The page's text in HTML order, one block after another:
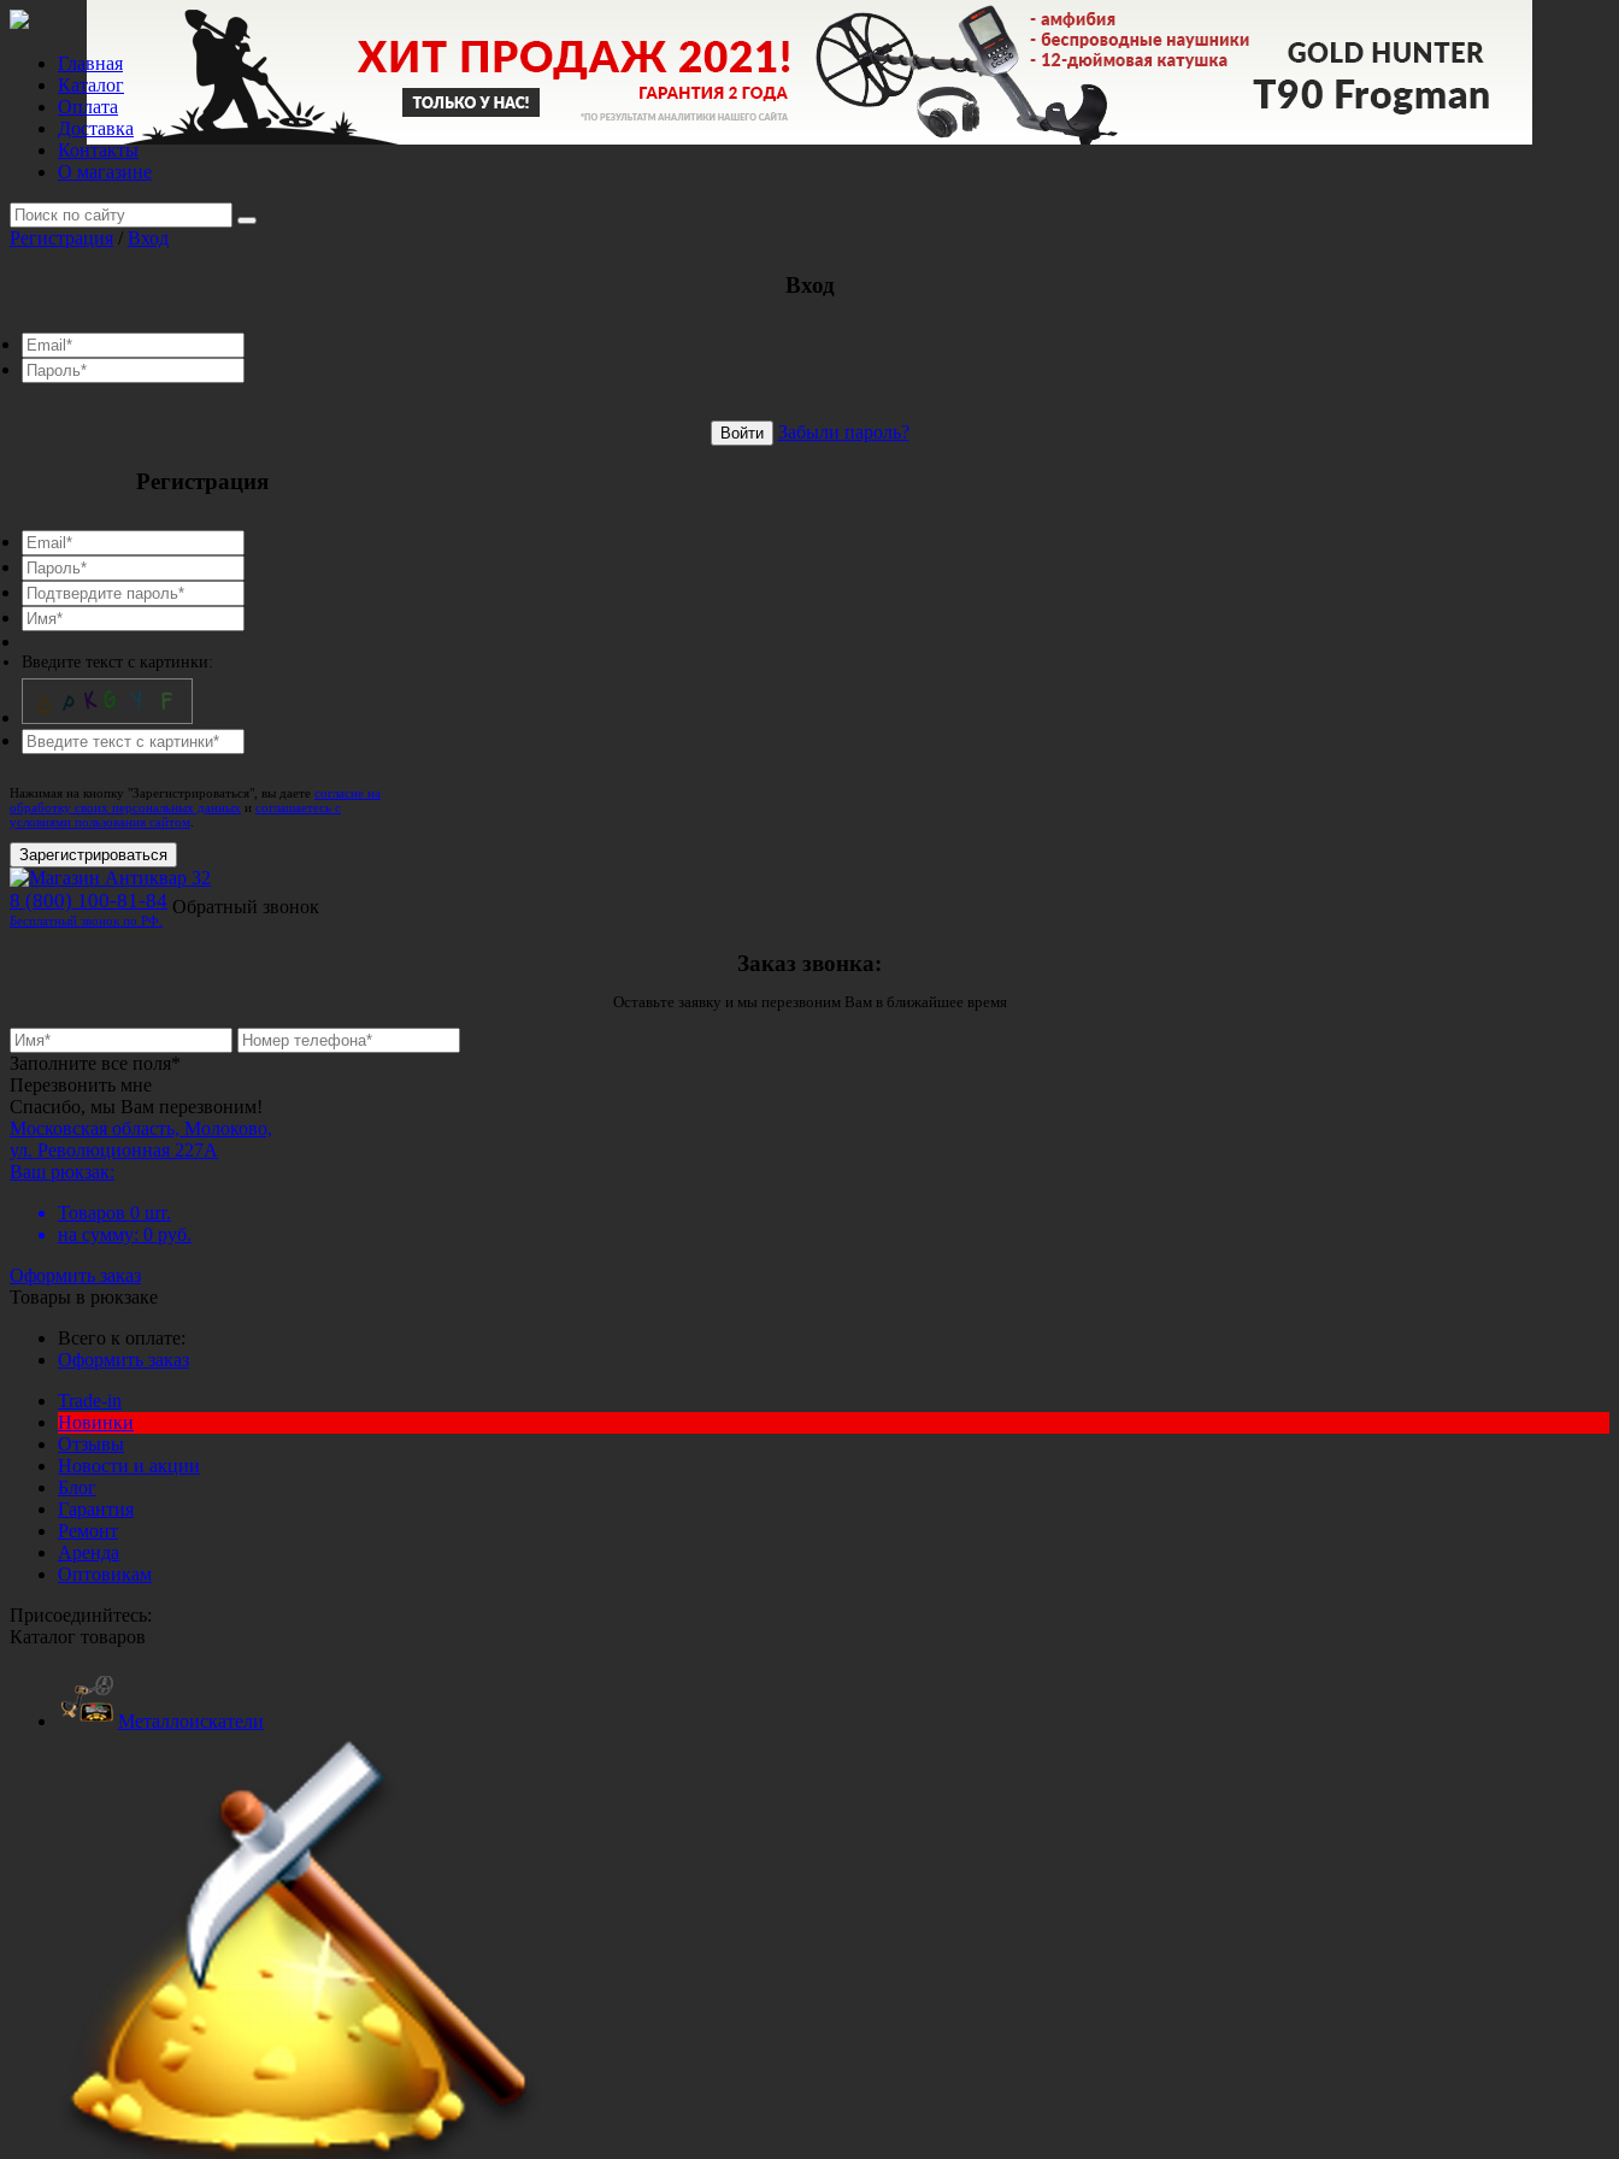
Главная
Каталог
Оплата
Доставка
Контакты
О магазине
Регистрация / Вход
Вход
Войти Забыли пароль?
Регистрация
Введите текст с картинки:
Нажимая на кнопку "Зарегистрироваться", вы даете согласие на
обработку своих персональных данных и соглашаетесь с
условиями пользования сайтом
Зарегистрироваться
8 (800) 100-81-84
Бесплатный звонок по РФ.
Обратный звонок
Заказ звонка:
Оставьте заявку и мы перезвоним Вам в ближайшее время
Заполните все поля*
Перезвонить мне
Спасибо, мы Вам перезвоним!
Московская область, Молоково,
ул. Революционная 227А
Ваш рюкзак:
Товаров 0 шт.
на сумму: 0 руб.
Оформить заказ
Товары в рюкзаке
Всего к оплате:
Оформить заказ
Trade-in
Новинки
Отзывы
Новости и акции
Блог
Гарантия
Ремонт
Аренда
Оптовикам
Присоединйтесь:
Каталог товаров
Металлоискатели